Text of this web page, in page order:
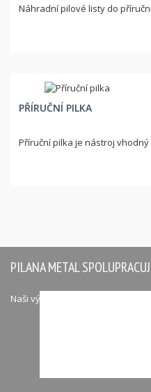
Náhradní pilové listy do
PŘÍRUČNÍ PILKA
Příruční pilka je nástroj
PILANA METAL
Naši významní partneři